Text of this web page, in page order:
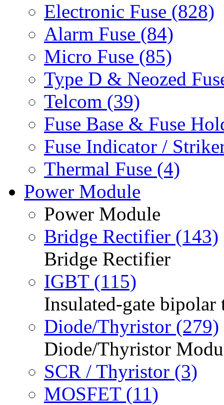
Electronic Fuse (828)
Alarm Fuse (84)
Micro Fuse (85)
Type D & Neozed
Telcom (39)
Fuse Base & Fuse
Fuse Indicator /
Thermal Fuse (4)
Power Module
Power Module
Bridge Rectifier (143)
Bridge Rectifier
IGBT (115)
Insulated-gate bipolar
Diode/Thyristor (279)
Diode/Thyristor
SCR / Thyristor (3)
MOSFET (11)